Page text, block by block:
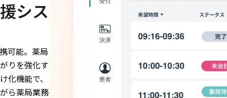
シス
可能。薬局
りを強化す
化機能で、
ら薬局業務